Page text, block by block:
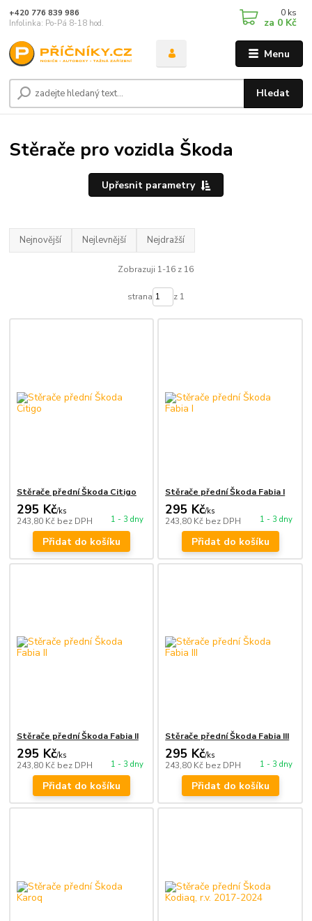
Menu
Hledat
+420 776 839 986
Infolinka: Po-Pá 8-18 hod.
0 ks
za 0 Kč
Stěrače pro vozidla Škoda
Upřesnit parametry
Nejnovější Nejlevnější Nejdražší
Zobrazuji 1-16 z 16
strana z 1
Stěrače přední Škoda Citigo
295 Kč/ks
243,80 Kč bez DPH 1 - 3 dny
Přidat do košíku
Stěrače přední Škoda Fabia I
295 Kč/ks
243,80 Kč bez DPH 1 - 3 dny
Přidat do košíku
Stěrače přední Škoda Fabia II
295 Kč/ks
243,80 Kč bez DPH 1 - 3 dny
Přidat do košíku
Stěrače přední Škoda Fabia III
295 Kč/ks
243,80 Kč bez DPH 1 - 3 dny
Přidat do košíku